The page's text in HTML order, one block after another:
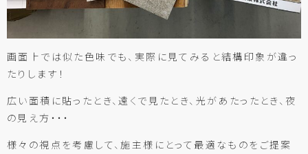
画面上では似た色味でも、実際に見てみると結構印象が違っ
たりします！
広い面積に貼ったとき、遠くで見たとき、光があたったとき、夜
の見え方・・・
様々の視点を考慮して、施主様にとって最適なものをご提案